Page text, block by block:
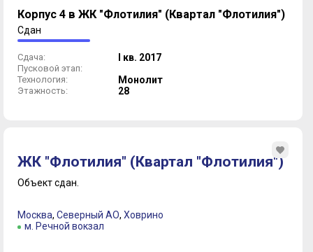
Корпус 4 в ЖК "Флотилия" (Квартал "Флотилия")
Сдан
Сдача: I кв. 2017
Пусковой этап:
Технология:
Монолит
Этажность: 28
ЖК "Флотилия" (Квартал "Флотилия")
Объект сдан.
Москва, Северный АО, Ховрино
м. Речной вокзал